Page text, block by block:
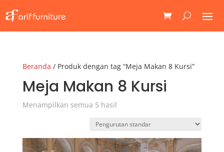
Beranda / Produk dengan tag “Meja Makan 8 Kursi”
Meja Makan 8 Kursi
Menampilkan semua 5 hasil